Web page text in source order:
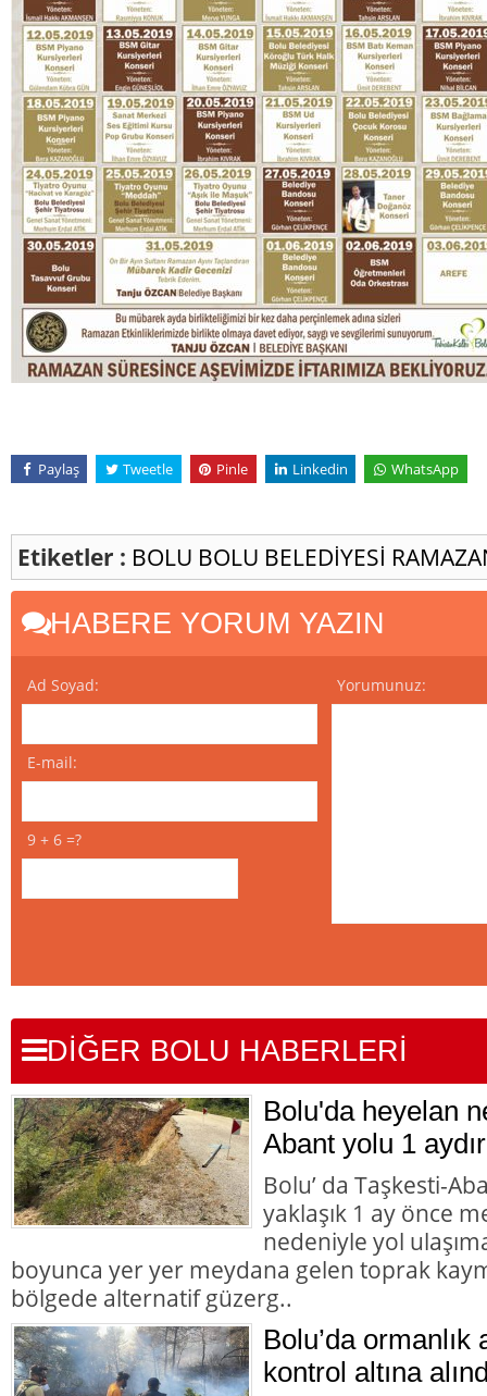
Paylaş Tweetle Pinle Linkedin WhatsApp
Etiketler : BOLU BOLU BELEDİYESİ
HABERE YORUM YAZIN
Ad Soyad:
E-mail:
9 + 6 =?
Yorumunuz:
DİĞER BOLU HABERLERİ
Bolu'da heyelan
Abant yolu 1
Bolu’ da Taşkesti-
yaklaşık 1 ay önce
nedeniyle yol
boyunca yer yer meydana gelen toprak
bölgede alternatif güzerg..
Bolu’da ormanlık
kontrol altına